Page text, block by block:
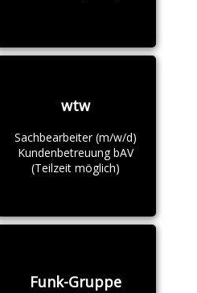
wtw
Sachbearbeiter (m/w/d)
Kundenbetreuung bAV
(Teilzeit möglich)
Funk-Gruppe